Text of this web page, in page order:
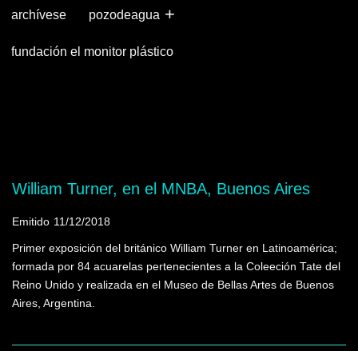
archívese +
pozodeagua
fundación el monitor plástico
William Turner, en el MNBA, Buenos Aires
Emitido 11/12/2018
Primer exposición del británico William Turner en Latinoamérica;
formada por 84 acuarelas pertenecientes a la Coleeción Tate del
Reino Unido y realizada en el Museo de Bellas Artes de Buenos
Aires, Argentina.